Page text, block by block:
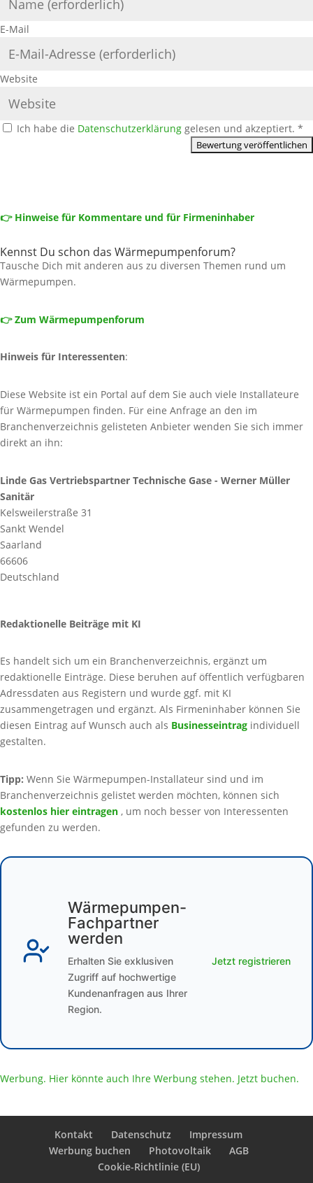
E-Mail
Website
Ich habe die Datenschutzerklärung gelesen und akzeptiert. *
👉 Hinweise für Kommentare und für Firmeninhaber
Kennst Du schon das Wärmepumpenforum?
Tausche Dich mit anderen aus zu diversen Themen rund um
Wärmepumpen.
👉 Zum Wärmepumpenforum
Hinweis für Interessenten:
Diese Website ist ein Portal auf dem Sie auch viele Installateure
für Wärmepumpen finden. Für eine Anfrage an den im
Branchenverzeichnis gelisteten Anbieter wenden Sie sich immer
direkt an ihn:
Linde Gas Vertriebspartner Technische Gase - Werner Müller
Sanitär
Kelsweilerstraße 31
Sankt Wendel
Saarland
66606
Deutschland
Redaktionelle Beiträge mit KI
Es handelt sich um ein Branchenverzeichnis, ergänzt um
redaktionelle Einträge. Diese beruhen auf öffentlich verfügbaren
Adressdaten aus Registern und wurde ggf. mit KI
zusammengetragen und ergänzt. Als Firmeninhaber können Sie
diesen Eintrag auf Wunsch auch als Businesseintrag individuell
gestalten.
Tipp: Wenn Sie Wärmepumpen-Installateur sind und im
Branchenverzeichnis gelistet werden möchten, können sich
kostenlos hier eintragen , um noch besser von Interessenten
gefunden zu werden.
Wärmepumpen-
Fachpartner
werden
Erhalten Sie exklusiven
Zugriff auf hochwertige
Kundenanfragen aus Ihrer
Region.
Jetzt registrieren
Werbung. Hier könnte auch Ihre Werbung stehen. Jetzt buchen.
Kontakt Datenschutz
Impressum
Werbung buchen
Photovoltaik
AGB
Cookie-Richtlinie (EU)